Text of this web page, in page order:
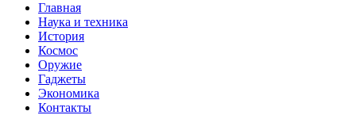
Главная
Наука и техника
История
Космос
Оружие
Гаджеты
Экономика
Контакты